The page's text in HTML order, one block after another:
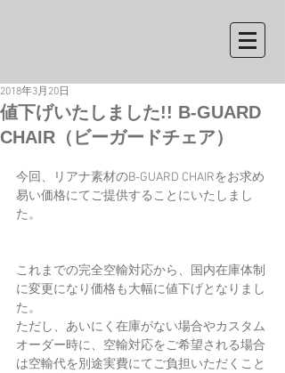
値下げいたしました!! B-GUARD
CHAIR（ビーガードチェア）
2018年3月20日
今回、リアナ素材のB-GUARD CHAIRをお求め
易い価格にてご提供することにいたしまし
た。
これまでの完全空輸対応から、国内在庫体制
に変更になり価格も大幅に値下げとなりまし
た。
ただし、あいにく在庫がない場合やカスタム
オーダー時に、空輸対応をご希望される場合
は空輸代を別途実費にてご負担いただくこと